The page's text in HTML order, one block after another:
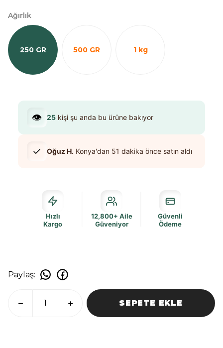
Ağırlık
250 GR 500 GR 1 kg
👁️ 25 kişi şu anda bu ürüne bakıyor
✓ Oğuz H. Konya'dan 51 dakika önce satın aldı
Hızlı
Kargo
12,800+ Aile
Güveniyor
Güvenli
Ödeme
Paylaş:
SEPETE EKLE